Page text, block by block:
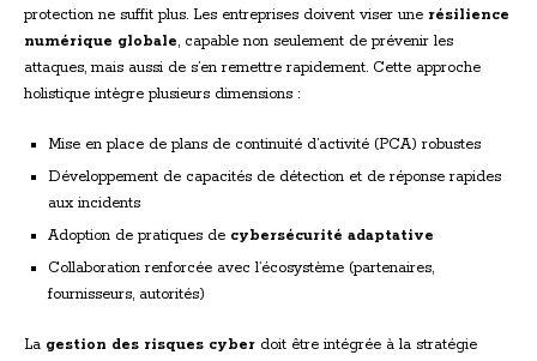
protection ne suffit plus. Les entreprises doivent viser une résilience
numérique globale, capable non seulement de prévenir les
attaques, mais aussi de s’en remettre rapidement. Cette approche
holistique intègre plusieurs dimensions :
Mise en place de plans de continuité d’activité (PCA) robustes
Développement de capacités de détection et de réponse rapides
aux incidents
Adoption de pratiques de cybersécurité adaptative
Collaboration renforcée avec l’écosystème (partenaires,
fournisseurs, autorités)
La gestion des risques cyber doit être intégrée à la stratégie